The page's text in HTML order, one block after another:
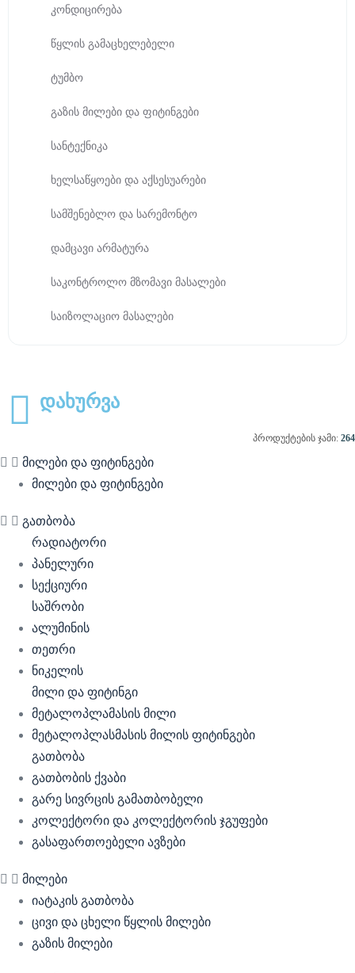
კონდიცირება
წყლის გამაცხელებელი
ტუმბო
გაზის მილები და ფიტინგები
სანტექნიკა
ხელსაწყოები და აქსესუარები
სამშენებლო და სარემონტო
დამცავი არმატურა
საკონტროლო მზომავი მასალები
საიზოლაციო მასალები
დახურვა
პროდუქტების ჯამი: 264
მილები და ფიტინგები
მილები და ფიტინგები
გათბობა
რადიატორი
პანელური
სექციური
საშრობი
ალუმინის
თეთრი
ნიკელის
მილი და ფიტინგი
მეტალოპლამასის მილი
მეტალოპლასმასის მილის ფიტინგები
გათბობა
გათბობის ქვაბი
გარე სივრცის გამათბობელი
კოლექტორი და კოლექტორის ჯგუფები
გასაფართოებელი ავზები
მილები
იატაკის გათბობა
ცივი და ცხელი წყლის მილები
გაზის მილები